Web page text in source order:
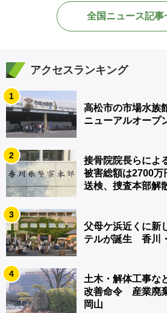
全国ニュース記事
アクセスランキング
1
高松市の市場水族
ニューアルオープ
2
接骨院院長らによ
被害総額は2700
送検、捜査本部解
3
父母ケ浜近くに新
テルが誕生 香川
4
土木・解体工事な
改善命令 産業廃
岡山